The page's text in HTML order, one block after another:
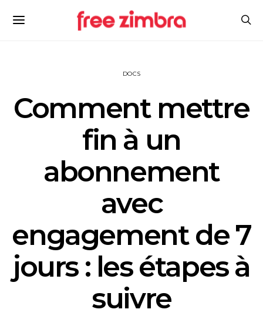
DOCS
Comment mettre
fin à un
abonnement
avec
engagement de 7
jours : les étapes à
suivre